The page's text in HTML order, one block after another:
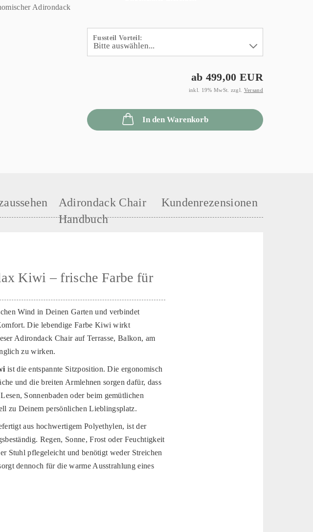
Fussteil Vorteil:
ab 499,00 EUR
inkl. 19% MwSt. zzgl. Versand
In den Warenkorb
Adirondack Chair
Handbuch
Kundenrezensionen
Kiwi – frische Farbe für
Wind in Deinen Garten und verbindet
Die lebendige Farbe Kiwi wirkt
Adirondack Chair auf Terrasse, Balkon, am
zu wirken.
ist die entspannte Sitzposition. Die ergonomisch
und die breiten Armlehnen sorgen dafür, dass
Sonnenbaden oder beim gemütlichen
zu Deinem persönlichen Lieblingsplatz.
aus hochwertigem Polyethylen, ist der
Regen, Sonne, Frost oder Feuchtigkeit
Stuhl pflegeleicht und benötigt weder Streichen
dennoch für die warme Ausstrahlung eines